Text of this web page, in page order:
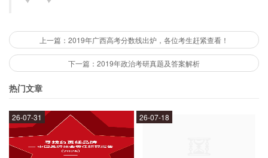
己的表达能力和写作技巧。
需要注意哪些考试技巧？
在考试过程中，考生需要注意时间管理，合理分配
时间，避免在某一题目上花费过多时间。同时，需
要认真审题，仔细阅读题目和文章，避免因理解不
上一篇：2019年广西高考分数线出炉，各位考生赶紧查看！
下一篇：2019年政治考研真题及答案解析
热门文章
26-07-31 26-07-18